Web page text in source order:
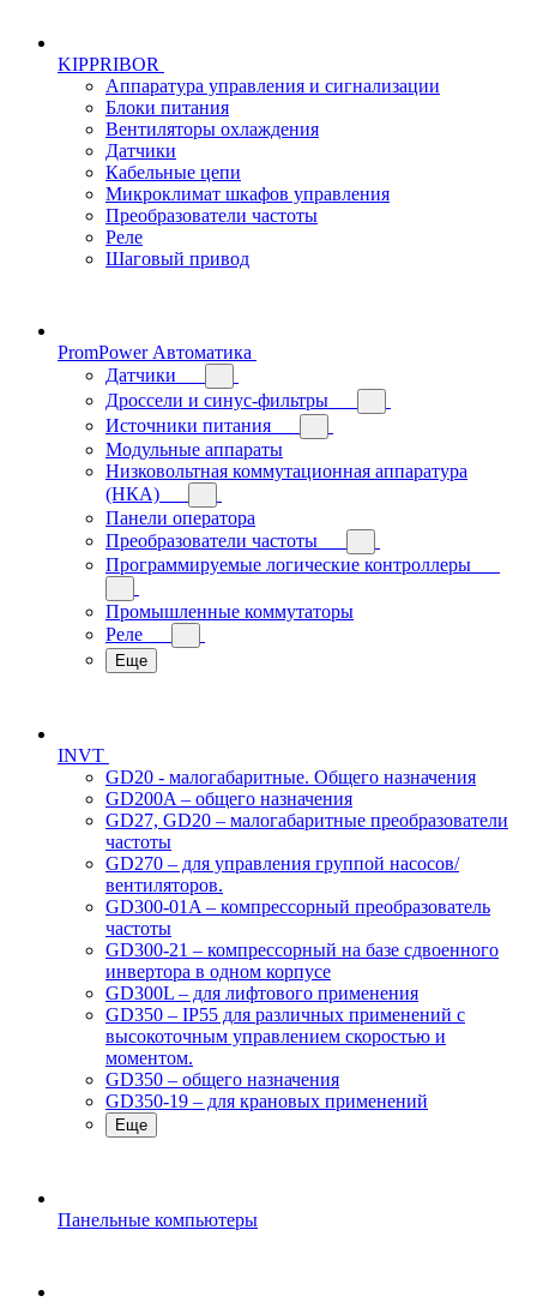
KIPPRIBOR
Аппаратура управления и сигнализации
Блоки питания
Вентиляторы охлаждения
Датчики
Кабельные цепи
Микроклимат шкафов управления
Преобразователи частоты
Реле
Шаговый привод
PromPower Автоматика
Датчики
Дроссели и синус-фильтры
Источники питания
Модульные аппараты
Низковольтная коммутационная аппаратура
(НКА)
Панели оператора
Преобразователи частоты
Программируемые логические контроллеры
Промышленные коммутаторы
Реле
Еще
INVT
GD20 - малогабаритные. Общего назначения
GD200A – общего назначения
GD27, GD20 – малогабаритные преобразователи
частоты
GD270 – для управления группой насосов/
вентиляторов.
GD300-01A – компрессорный преобразователь
частоты
GD300-21 – компрессорный на базе сдвоенного
инвертора в одном корпусе
GD300L – для лифтового применения
GD350 – IP55 для различных применений с
высокоточным управлением скоростью и
моментом.
GD350 – общего назначения
GD350-19 – для крановых применений
Еще
Панельные компьютеры